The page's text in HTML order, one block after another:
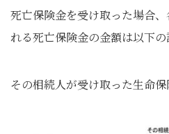
死亡保険金を受け取った場合
れる死亡保険金の金額は以下の
その相続人が受け取った生命